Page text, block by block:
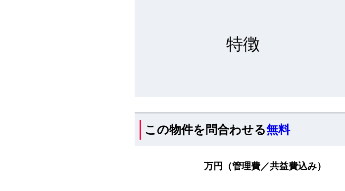
特徴
この物件を問合わせる無料
万円（管理費／共益費込み）